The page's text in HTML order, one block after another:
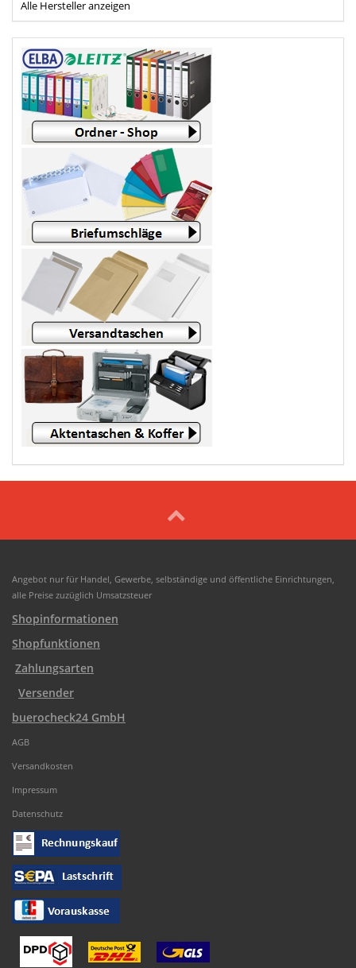
Alle Hersteller anzeigen
Angebot nur für Handel, Gewerbe, selbständige und öffentliche Einrichtungen,
alle Preise zuzüglich Umsatzsteuer
Shopinformationen
Shopfunktionen
Zahlungsarten
Versender
buerocheck24 GmbH
AGB
Versandkosten
Impressum
Datenschutz